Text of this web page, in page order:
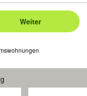
Weiter